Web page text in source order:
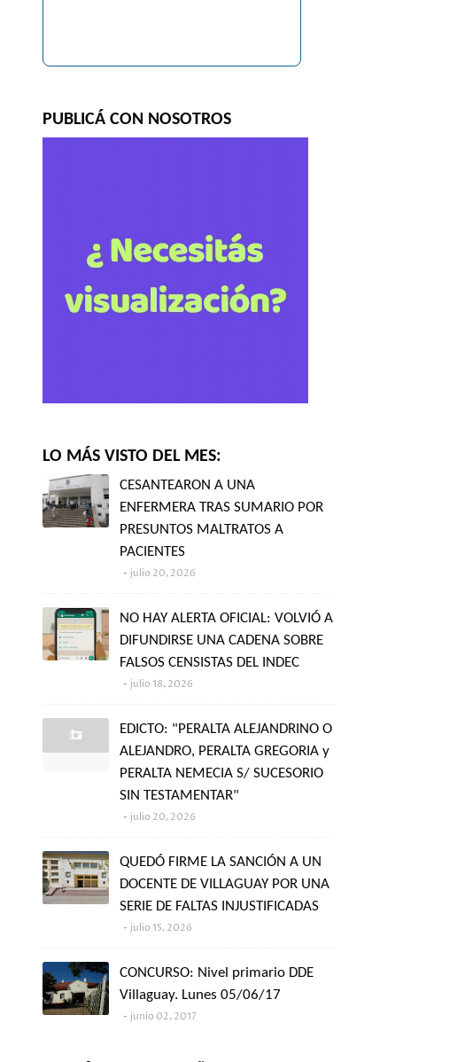
PUBLICÁ CON NOSOTROS
LO MÁS VISTO DEL MES:
CESANTEARON A UNA
ENFERMERA TRAS SUMARIO POR
PRESUNTOS MALTRATOS A
PACIENTES
julio 20, 2026
NO HAY ALERTA OFICIAL: VOLVIÓ A
DIFUNDIRSE UNA CADENA SOBRE
FALSOS CENSISTAS DEL INDEC
julio 18, 2026
EDICTO: "PERALTA ALEJANDRINO O
ALEJANDRO, PERALTA GREGORIA y
PERALTA NEMECIA S/ SUCESORIO
SIN TESTAMENTAR"
julio 20, 2026
QUEDÓ FIRME LA SANCIÓN A UN
DOCENTE DE VILLAGUAY POR UNA
SERIE DE FALTAS INJUSTIFICADAS
julio 15, 2026
CONCURSO: Nivel primario DDE
Villaguay. Lunes 05/06/17
junio 02, 2017